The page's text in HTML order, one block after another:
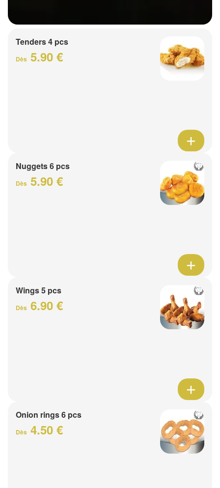
Tenders 4 pcs
Dès 5.90 €
Nuggets 6 pcs
Dès 5.90 €
Wings 5 pcs
Dès 6.90 €
Onion rings 6 pcs
Dès 4.50 €